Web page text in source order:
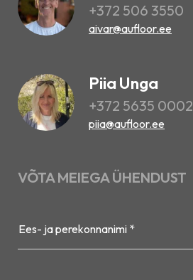
+372 506 3550
aivar@aufloor.ee
Piia Unga
+372 5635 0002
piia@aufloor.ee
VÕTA MEIEGA ÜHENDUST
Ees- ja perekonnanimi *